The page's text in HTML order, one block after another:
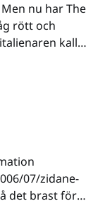
nu har The
rött och
ha lett till
07/zidane-
det brast för